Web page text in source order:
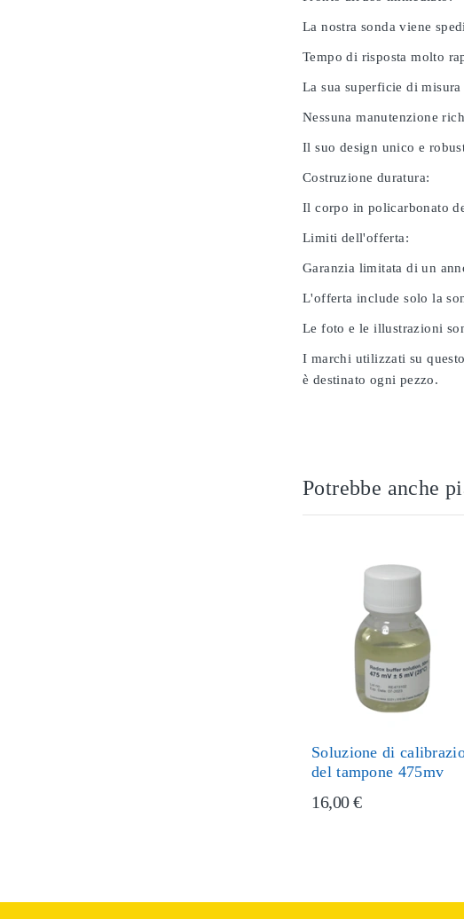
La nostra sonda viene
Tempo di risposta molto
La sua superficie di
Nessuna manutenzione
Il suo design unico e
Costruzione duratura:
Il corpo in policarbonato
Limiti dell'offerta:
Garanzia limitata di un
L'offerta include solo la
Le foto e le illustrazioni
I marchi utilizzati su
è destinato ogni pezzo.
Potrebbe anche
Soluzione di
del tampone 475mv
16,00 €